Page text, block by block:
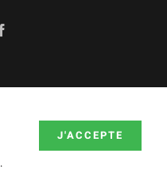
2026 Vert-Tech
Conditions générales de vente
.
J'ACCEPTE